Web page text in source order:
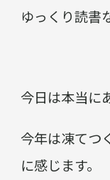
ゆっくり読書
今日は本当に
今年は凍てつ
に感じます。